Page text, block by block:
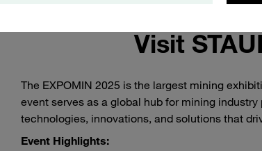
Visit
The EXPOMIN 2025 is the largest mining
event serves as a global hub for mining
technologies, innovations, and solutions that
Event Highlights: